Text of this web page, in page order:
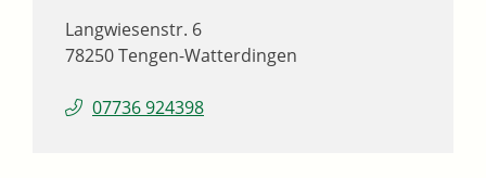
Langwiesenstr. 6
78250Tengen-Watterdingen
07736 924398